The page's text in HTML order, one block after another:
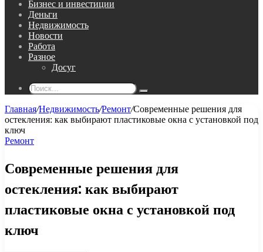
Бизнес и инвестиции
Деньги
Недвижимость
Новости
Работа
Разное
Досуг
Поиск...
Главная/Недвижимость/Ремонт/Современные решения для
остекления: как выбирают пластиковые окна с установкой под
ключ
Ремонт
Современные решения для
остекления: как выбирают
пластиковые окна с установкой под
ключ